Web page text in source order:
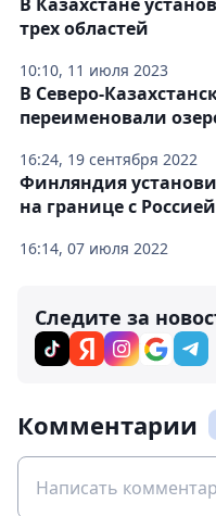
10:10, 11 июля 2023
трех областей
16:24, 19 сентября 2022
В Северо-
переименовали
16:14, 07 июля 2022
Финляндия
на границе с Россией
Следите за
Комментарии